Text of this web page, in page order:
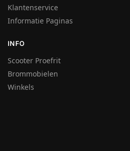
Klantenservice
Informatie Paginas
INFO
Scooter Proefrit
Brommobielen
Winkels